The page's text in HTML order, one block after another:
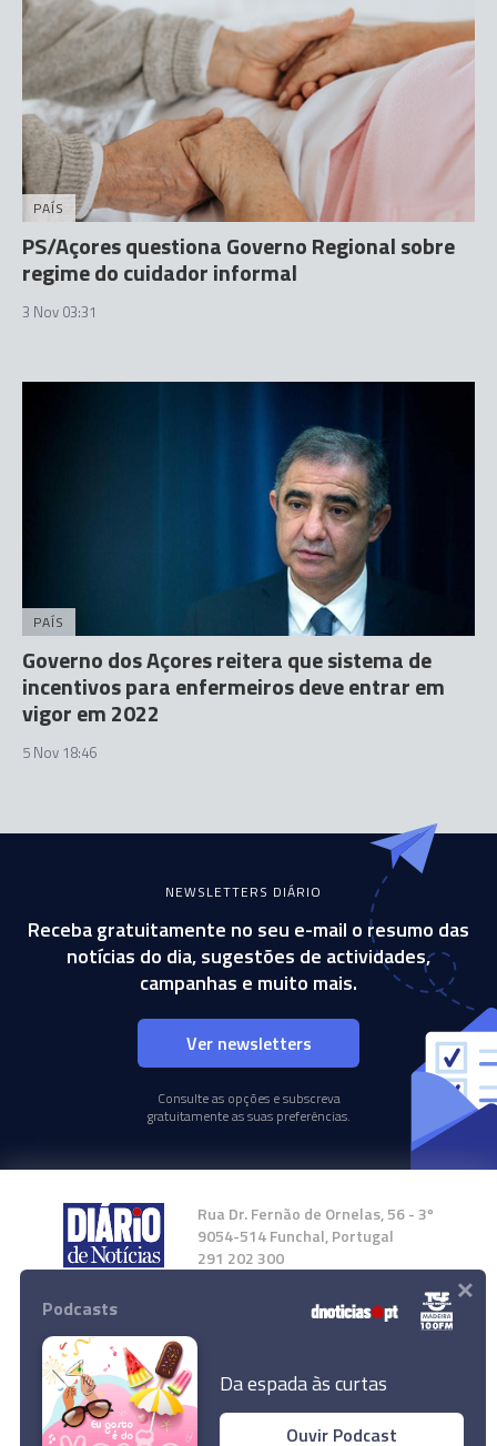
PAÍS
PS/Açores questiona Governo Regional sobre
regime do cuidador informal
3 Nov 03:31
PAÍS
Governo dos Açores reitera que sistema de
incentivos para enfermeiros deve entrar em
vigor em 2022
5 Nov 18:46
NEWSLETTERS DIÁRIO
Receba gratuitamente no seu e-mail o resumo das
notícias do dia, sugestões de actividades,
campanhas e muito mais.
Ver newsletters
Consulte as opções e subscreva
gratuitamente as suas preferências.
Rua Dr. Fernão de Ornelas, 56 - 3º
9054-514 Funchal, Portugal
291 202 300
Instale a nossa App
Podcasts
Da espada às curtas
Ouvir Podcast
×